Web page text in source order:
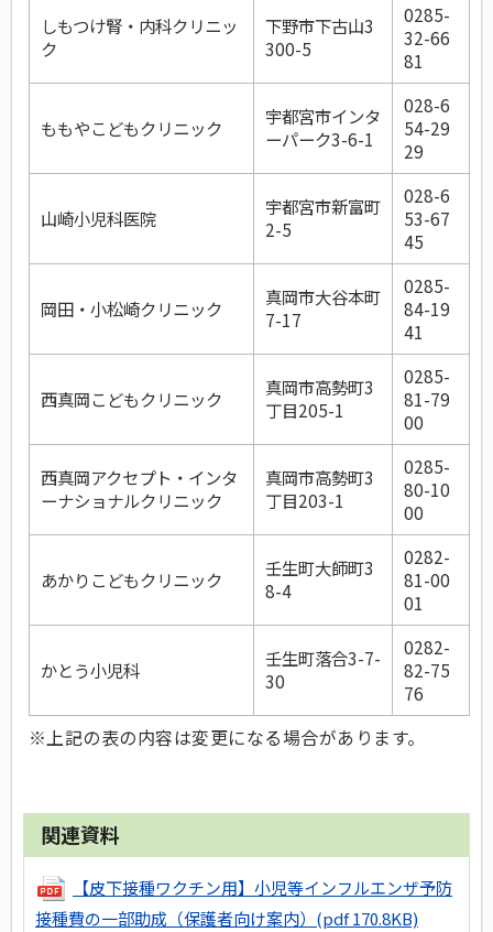
しもつけ腎・内科クリニッ
ク
下野市下古山3
300-5
0285-
32-66
81
ももやこどもクリニック
宇都宮市インタ
ーパーク3-6-1
028-6
54-29
29
山崎小児科医院
宇都宮市新富町
2-5
028-6
53-67
45
岡田・小松崎クリニック
真岡市大谷本町
7-17
0285-
84-19
41
西真岡こどもクリニック
真岡市高勢町3
丁目205-1
0285-
81-79
00
西真岡アクセプト・インタ
ーナショナルクリニック
真岡市高勢町3
丁目203-1
0285-
80-10
00
あかりこどもクリニック
壬生町大師町3
8-4
0282-
81-00
01
かとう小児科
壬生町落合3-7-
30
0282-
82-75
76
※上記の表の内容は変更になる場合があります。
関連資料
【皮下接種ワクチン用】小児等インフルエンザ予防
接種費の一部助成（保護者向け案内） (pdf 170.8KB)